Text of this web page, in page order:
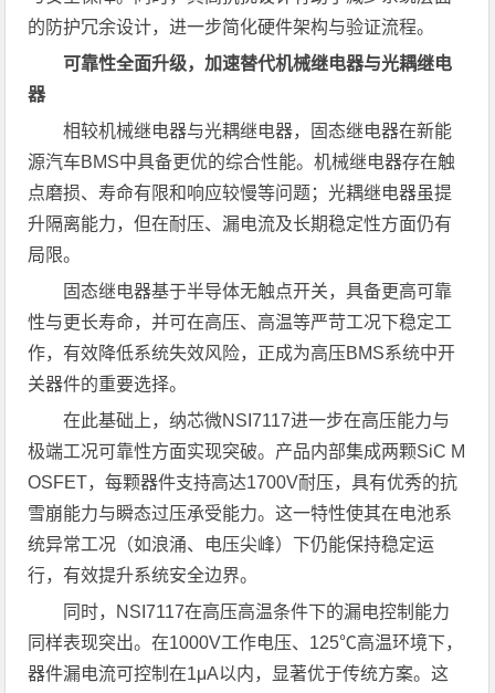
的防护冗余设计，进一步简化硬件架构与验证流程。
可靠性全面升级，加速替代机械继电器与光耦继电
器
相较机械继电器与光耦继电器，固态继电器在新能
源汽车BMS中具备更优的综合性能。机械继电器存在触
点磨损、寿命有限和响应较慢等问题；光耦继电器虽提
升隔离能力，但在耐压、漏电流及长期稳定性方面仍有
局限。
固态继电器基于半导体无触点开关，具备更高可靠
性与更长寿命，并可在高压、高温等严苛工况下稳定工
作，有效降低系统失效风险，正成为高压BMS系统中开
关器件的重要选择。
在此基础上，纳芯微NSI7117进一步在高压能力与
极端工况可靠性方面实现突破。产品内部集成两颗SiC M
OSFET，每颗器件支持高达1700V耐压，具有优秀的抗
雪崩能力与瞬态过压承受能力。这一特性使其在电池系
统异常工况（如浪涌、电压尖峰）下仍能保持稳定运
行，有效提升系统安全边界。
同时，NSI7117在高压高温条件下的漏电控制能力
同样表现突出。在1000V工作电压、125℃高温环境下，
器件漏电流可控制在1μA以内，显著优于传统方案。这